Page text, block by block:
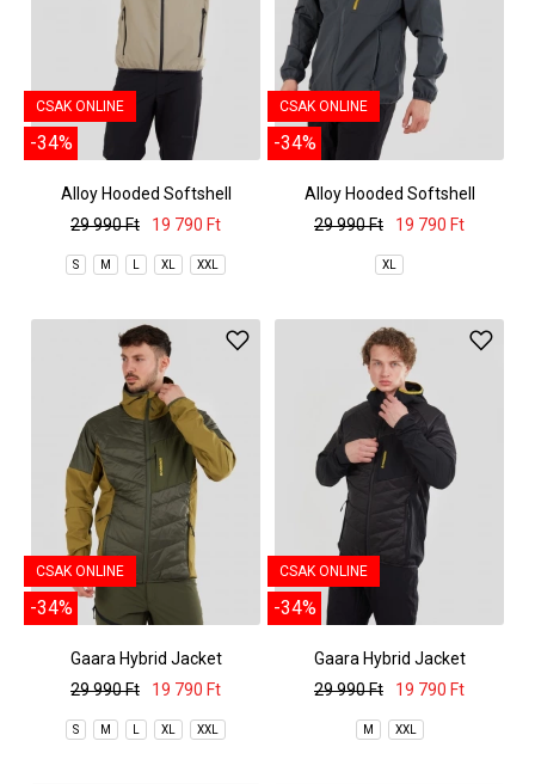
CSAK ONLINE
-34%
Alloy Hooded Softshell
29 990 Ft
19 790 Ft
S M L XL XXL
CSAK ONLINE
-34%
Alloy Hooded Softshell
29 990 Ft
19 790 Ft
XL
CSAK ONLINE
-34%
Gaara Hybrid Jacket
29 990 Ft
19 790 Ft
S M L XL XXL
CSAK ONLINE
-34%
Gaara Hybrid Jacket
29 990 Ft
19 790 Ft
M XXL